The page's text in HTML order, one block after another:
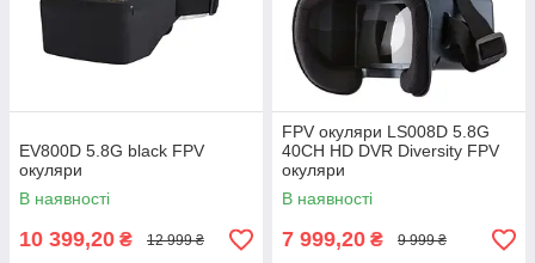
для глядачів.
05
0 5
Зручність у використанні
Завдяки досконалому продуманному
дизайну, пристрій ідеально лягає на
EV800D 5.8G black FPV
окуляри
В наявності
10 399,20 ₴ 12 999 ₴
FPV окуляри LS008D 5.8G
40CH HD DVR Diversity FPV
окуляри
В наявності
7 999,20 ₴ 9 999 ₴